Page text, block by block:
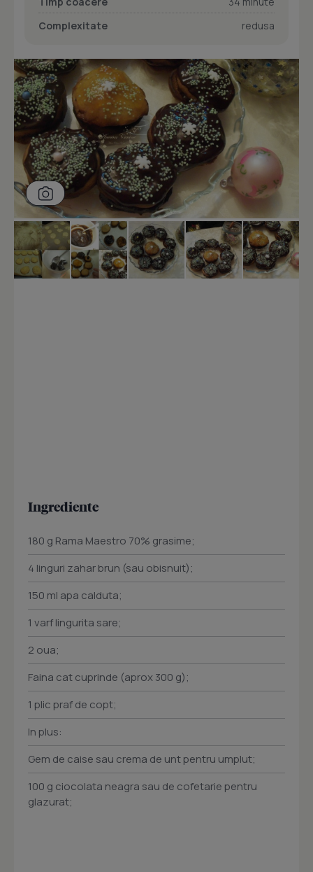
Complexitate
redusa
Ingrediente
180 g Rama Maestro 70% grasime;
4 linguri zahar brun (sau obisnuit);
150 ml apa calduta;
1 varf lingurita sare;
2 oua;
Faina cat cuprinde (aprox 300 g);
1 plic praf de copt;
In plus:
Gem de caise sau crema de unt pentru umplut;
100 g ciocolata neagra sau de cofetarie pentru
glazurat;